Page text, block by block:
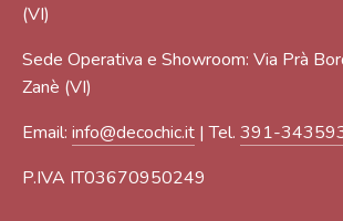
(VI)
Sede Operativa e Showroom: Via Prà
Zanè (VI)
Email: info@decochic.it | Tel. 391-
P.IVA IT03670950249